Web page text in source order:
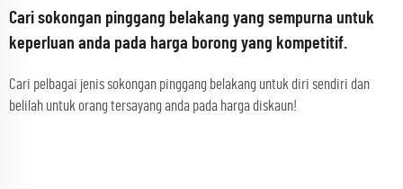
Cari sokongan pinggang belakang yang sempurna untuk
keperluan anda pada harga borong yang kompetitif.
Cari pelbagai jenis sokongan pinggang belakang untuk diri sendiri dan
belilah untuk orang tersayang anda pada harga diskaun!